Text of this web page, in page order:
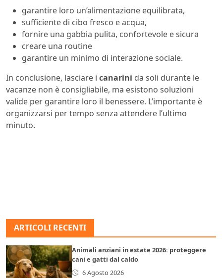
garantire loro un’alimentazione equilibrata,
sufficiente di cibo fresco e acqua,
fornire una gabbia pulita, confortevole e sicura
creare una routine
garantire un minimo di interazione sociale.
In conclusione, lasciare i canarini da soli durante le
vacanze non è consigliabile, ma esistono soluzioni
valide per garantire loro il benessere. L’importante è
organizzarsi per tempo senza attendere l’ultimo
minuto.
ARTICOLI RECENTI
Animali anziani in estate 2026: proteggere
cani e gatti dal caldo
6 Agosto 2026